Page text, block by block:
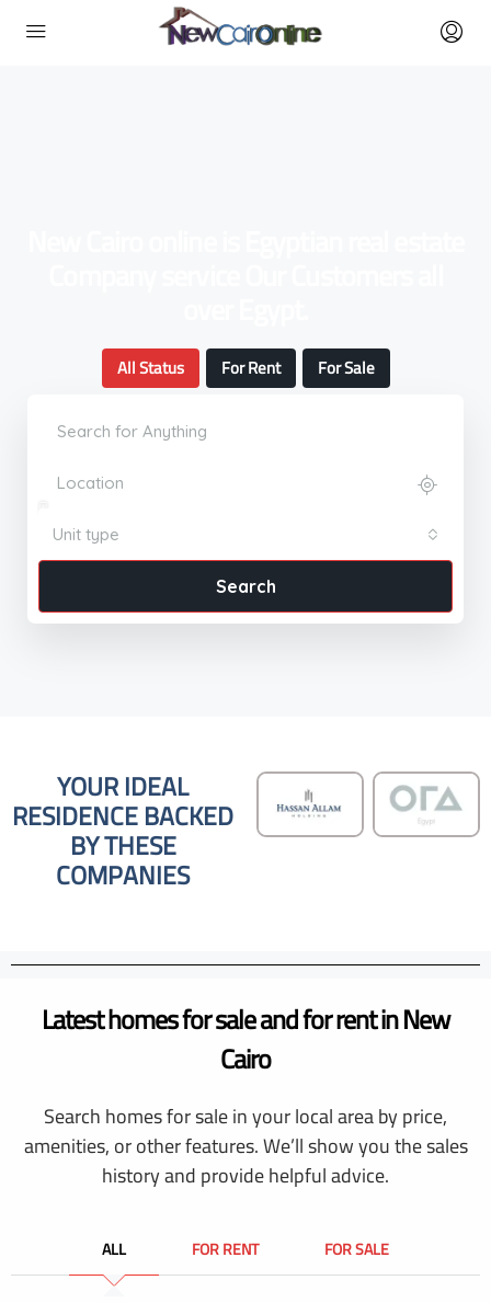
All Status For Rent For Sale
Unit type
Search
YOUR IDEAL
RESIDENCE BACKED
BY THESE
COMPANIES
Latest homes for sale and for rent in New
Cairo
Search homes for sale in your local area by price,
amenities, or other features. We’ll show you the sales
history and provide helpful advice.
ALL FOR RENT FOR SALE